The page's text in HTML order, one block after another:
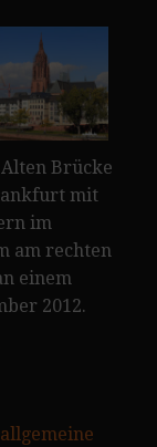
Brücke
mit
im
am rechten
einem
2012.
allgemeine